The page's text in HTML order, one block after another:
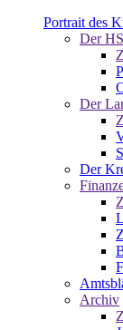
Portrait des
Der
Der
Der
Archiv